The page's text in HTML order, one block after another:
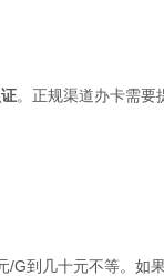
。正规渠道办卡需要
/G到几十元不等。如